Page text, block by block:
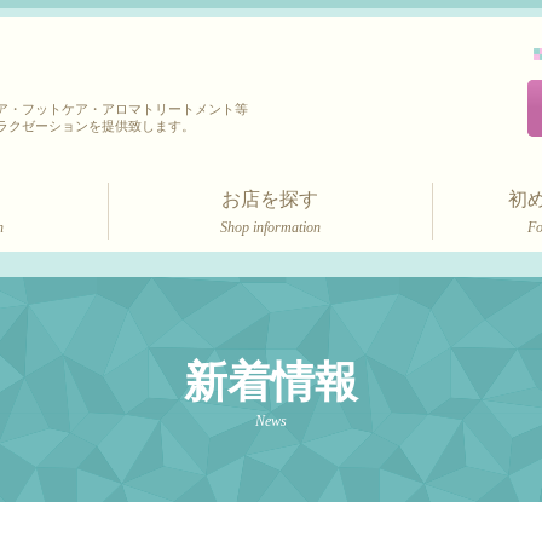
・フットケア・アロマトリートメント等
クゼーションを提供致します。
お店を探す
Shop information
初
新着情報
News